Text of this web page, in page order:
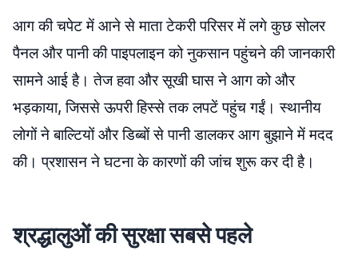
आग की चपेट में आने से माता टेकरी परिसर में लगे कुछ सोलर
पैनल और पानी की पाइपलाइन को नुकसान पहुंचने की जानकारी
सामने आई है। तेज हवा और सूखी घास ने आग को और
भड़काया, जिससे ऊपरी हिस्से तक लपटें पहुंच गईं। स्थानीय
लोगों ने बाल्टियों और डिब्बों से पानी डालकर आग बुझाने में मदद
की। प्रशासन ने घटना के कारणों की जांच शुरू कर दी है।
श्रद्धालुओं की सुरक्षा सबसे पहले